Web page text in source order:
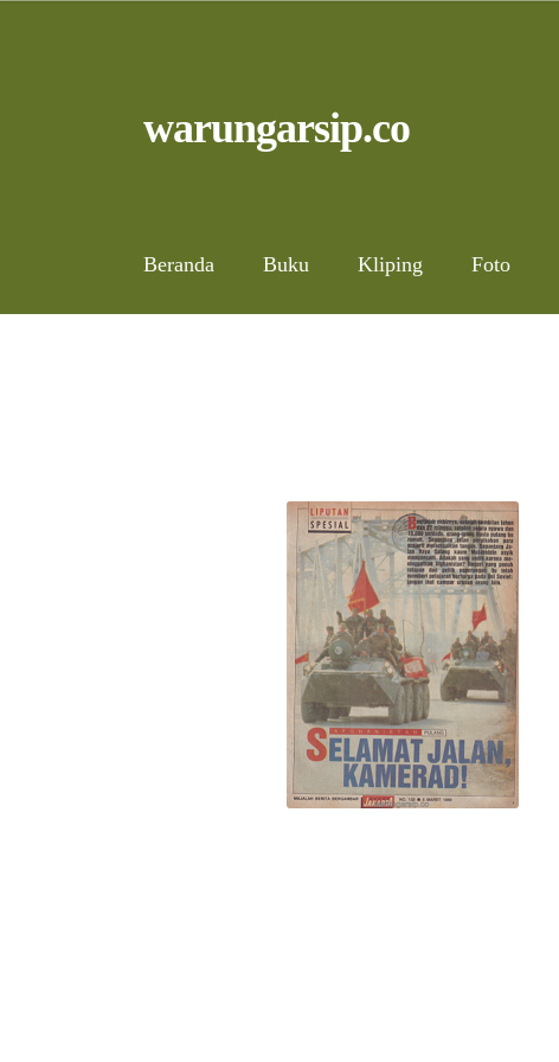
to
to
warungarsip.co
Beranda Buku Kliping Foto